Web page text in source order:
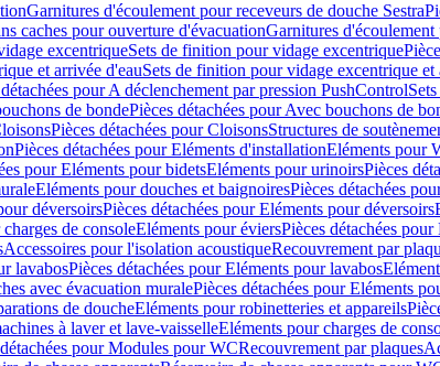
Garnitures d'écoulement pour receveurs de douche Sestra
caches pour ouverture d'évacuationGarnitures
excentriqueSets de finition pour vidage excentrique
et arrivée d'eauSets de finition pour vidage excentrique et
pour A déclenchement par pression PushControl
de bondePièces détachées pour Avec bouchons de
Pièces détachées pour CloisonsStructures de
Pièces détachées pour Eléments d'installationEléments pour
pour Eléments pour bidetsEléments pour urinoirsPièces
Eléments pour douches et baignoiresPièces détachées
déversoirsPièces détachées pour Eléments pour déversoirs
de consoleEléments pour éviersPièces détachées
Accessoires pour l'isolation acoustiqueRecouvrement par
lavabosPièces détachées pour Eléments pour lavabos
avec évacuation muralePièces détachées pour Eléments
de doucheEléments pour robinetteries et appareils
à laver et lave-vaisselleEléments pour charges de
pour Modules pour WCRecouvrement par plaques